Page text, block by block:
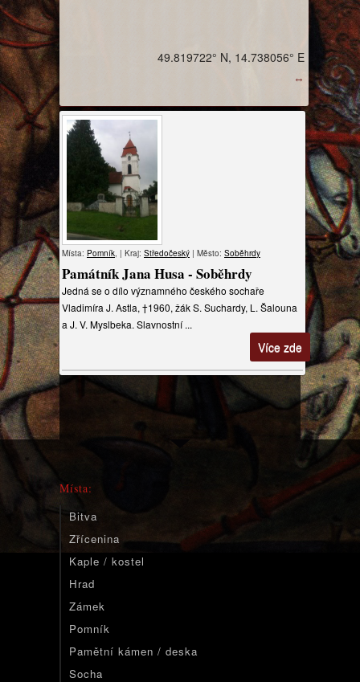
↔
49.819722° N, 14.738056° E
Místa: Pomník, | Kraj: Středočeský | Město: Soběhrdy
Památník Jana Husa - Soběhrdy
Jedná se o dílo významného českého sochaře
Vladimíra J. Astla, †1960, žák S. Suchardy, L. Šalouna
a J. V. Myslbeka. Slavnostní ...
Více zde
Místa:
Bitva
Zřícenina
Kaple / kostel
Hrad
Zámek
Pomník
Pamětní kámen / deska
Socha